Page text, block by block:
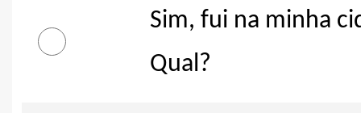
Sim, fui na minha
Qual?